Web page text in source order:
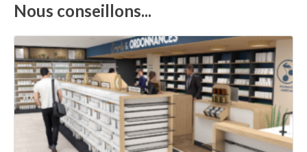
Nous conseillons...